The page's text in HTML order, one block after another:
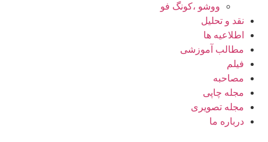
ووشو ،کونگ فو
نقد و تحلیل
اطلاعیه ها
مطالب آموزشی
فیلم
مصاحبه
مجله چاپی
مجله تصویری
درباره ما